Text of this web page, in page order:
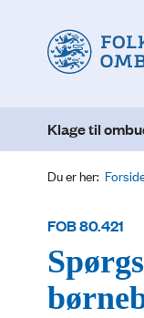
Klage til
Du er her:
FOB 80.421